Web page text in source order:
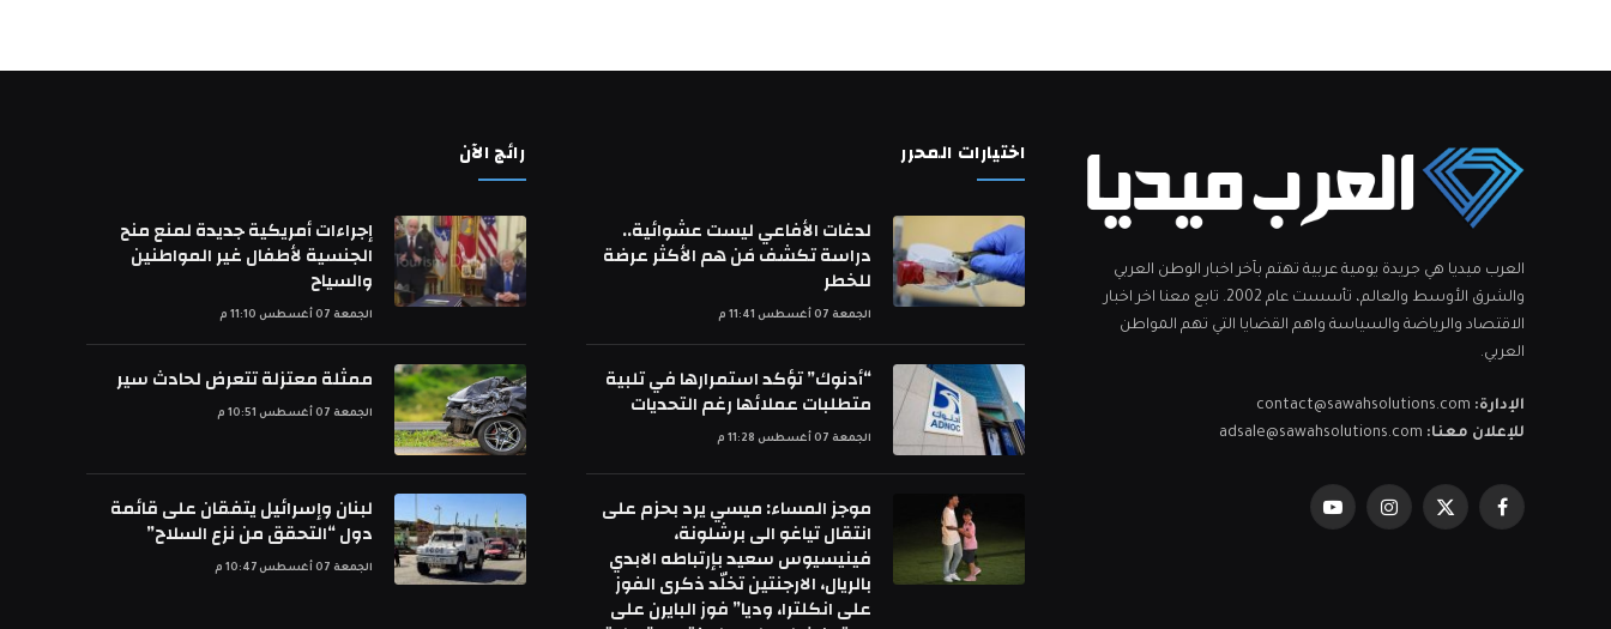
العرب ميديا هي جريدة يومية عربية تهتم بآخر اخبار الوطن العربي
والشرق الأوسط والعالم، تأسست عام 2002. تابع معنا اخر اخبار
الاقتصاد والرياضة والسياسة واهم القضايا التي تهم المواطن
العربي.
الإدارة: contact@sawahsolutions.com
للإعلان معنا: adsale@sawahsolutions.com
فيسبوكX
الانستغراميوتيوب
اختيارات المحرر
لدغات الأفاعي ليست عشوائية..
دراسة تكشف مَن هم الأكثر عرضة
للخطر
الجمعة 07 أغسطس 11:41 م
“أدنوك” تؤكد استمرارها في تلبية
متطلبات عملائها رغم التحديات
الجمعة 07 أغسطس 11:28 م
موجز المساء: ميسي يرد بحزم على
انتقال تياغو الى برشلونة،
فينيسيوس سعيد بإرتباطه الابدي
بالريال، الارجنتين تخلّد ذكرى الفوز
على انكلترا، وديا” فوز البايرن على
رائج الآن
إجراءات أمريكية جديدة لمنع منح
الجنسية لأطفال غير المواطنين
والسياح
الجمعة 07 أغسطس 11:10 م
ممثلة معتزلة تتعرض لحادث سير
الجمعة 07 أغسطس 10:51 م
لبنان وإسرائيل يتفقان على قائمة
دول “التحقق من نزع السلاح”
الجمعة 07 أغسطس 10:47 م